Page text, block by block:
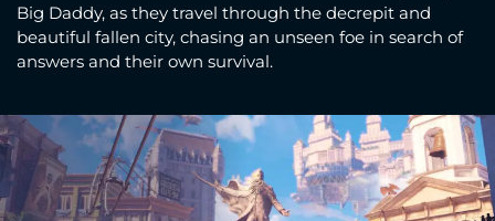
Big Daddy, as they travel through the decrepit and
beautiful fallen city, chasing an unseen foe in search of
answers and their own survival.